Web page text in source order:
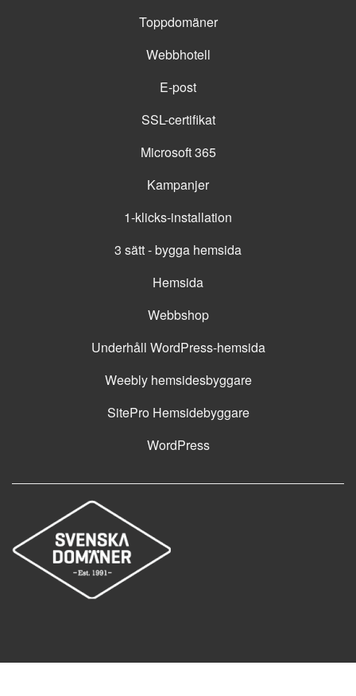
Toppdomäner
Webbhotell
E-post
SSL-certifikat
Microsoft 365
Kampanjer
1-klicks-installation
3 sätt - bygga hemsida
Hemsida
Webbshop
Underhåll WordPress-hemsida
Weebly hemsidesbyggare
SitePro Hemsidebyggare
WordPress